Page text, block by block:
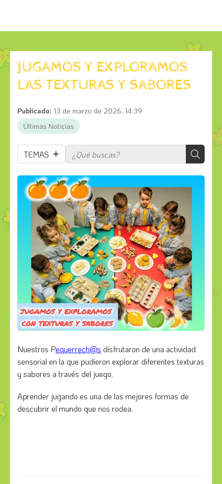
JUGAMOS Y EXPLORAMOS
LAS TEXTURAS Y SABORES
Publicado: 13 de marzo de 2026, 14:39
Últimas Noticias
TEMAS
Nuestros Pequerrech@s disfrutaron de una actividad
sensorial en la que pudieron explorar diferentes texturas
y sabores a través del juego.
Aprender jugando es una de las mejores formas de
descubrir el mundo que nos rodea.